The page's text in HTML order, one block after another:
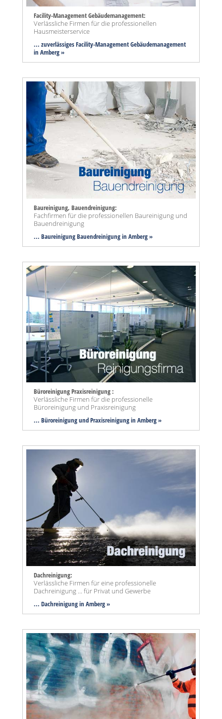
Facility-Management Gebäudemanagement:
Verlässliche Firmen für die professionellen
Hausmeisterservice
... zuverlässiges Facility-Management Gebäudemanagement
in Amberg »
Baureinigung, Bauendreinigung:
Fachfirmen für die professionellen Baureinigung und
Bauendreinigung
... Baureinigung Bauendreinigung in Amberg »
Büroreinigung Praxisreinigung :
Verlässliche Firmen für die professionelle
Büroreinigung und Praxisreinigung
... Büroreinigung und Praxisreinigung in Amberg »
Dachreinigung:
Verlässliche Firmen für eine professionelle
Dachreinigung ... für Privat und Gewerbe
... Dachreinigung in Amberg »